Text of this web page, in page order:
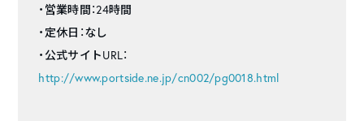
・営業時間：24時間
・定休日：なし
・公式サイトURL：
http://www.portside.ne.jp/cn002/pg0018.html